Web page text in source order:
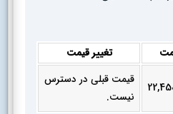
تغییر قیمت
قیمت قبلی در دسترس
نیست.